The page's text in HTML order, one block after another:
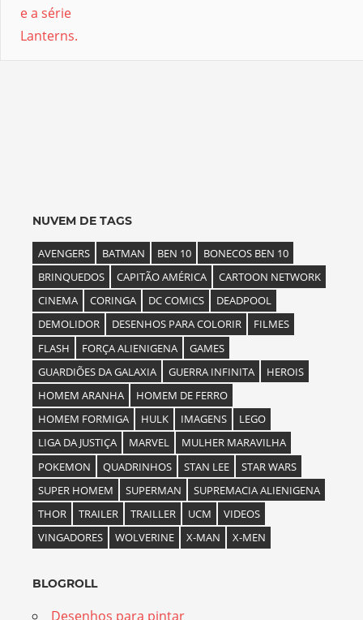
NUVEM DE TAGS
AVENGERS BATMAN BEN 10
BONECOS BEN 10
BRINQUEDOS
CAPITÃO AMÉRICA
CARTOON NETWORK
CINEMA
CORINGA DC COMICS
DEADPOOL
DEMOLIDOR
DESENHOS PARA COLORIR
FILMES
FLASH
FORÇA ALIENIGENA
GAMES
GUARDIÕES DA GALAXIA
GUERRA INFINITA
HEROIS
HOMEM ARANHA
HOMEM DE FERRO
HOMEM FORMIGA
HULK IMAGENS
LEGO
LIGA DA JUSTIÇA
MARVEL
MULHER MARAVILHA
POKEMON
QUADRINHOS STAN LEE
STAR WARS
SUPER HOMEM
SUPERMAN
SUPREMACIA ALIENIGENA
THOR
TRAILER TRAILLER UCM
VIDEOS
VINGADORES
WOLVERINE X-MAN X-MEN
BLOGROLL
Desenhos para pintar